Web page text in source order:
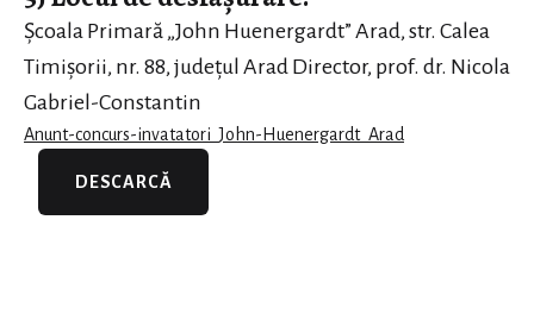
Școala Primară „John Huenergardt” Arad, str. Calea
Timișorii, nr. 88, județul Arad Director, prof. dr. Nicola
Gabriel-Constantin
Anunt-concurs-invatatori_John-Huenergardt_Arad
DESCARCĂ